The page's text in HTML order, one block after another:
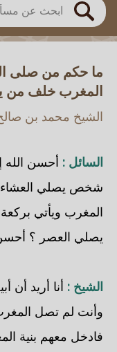
بحث
ما حكم من صلى
المغرب خلف من
الشيخ محمد بن
السائل : أحسن
شخص يصلي العشاء
المغرب ويأتي
يصلي العصر ؟ أحسن
الشيخ : أنا أريد أن
وأنت لم تصل
فادخل معهم بنية